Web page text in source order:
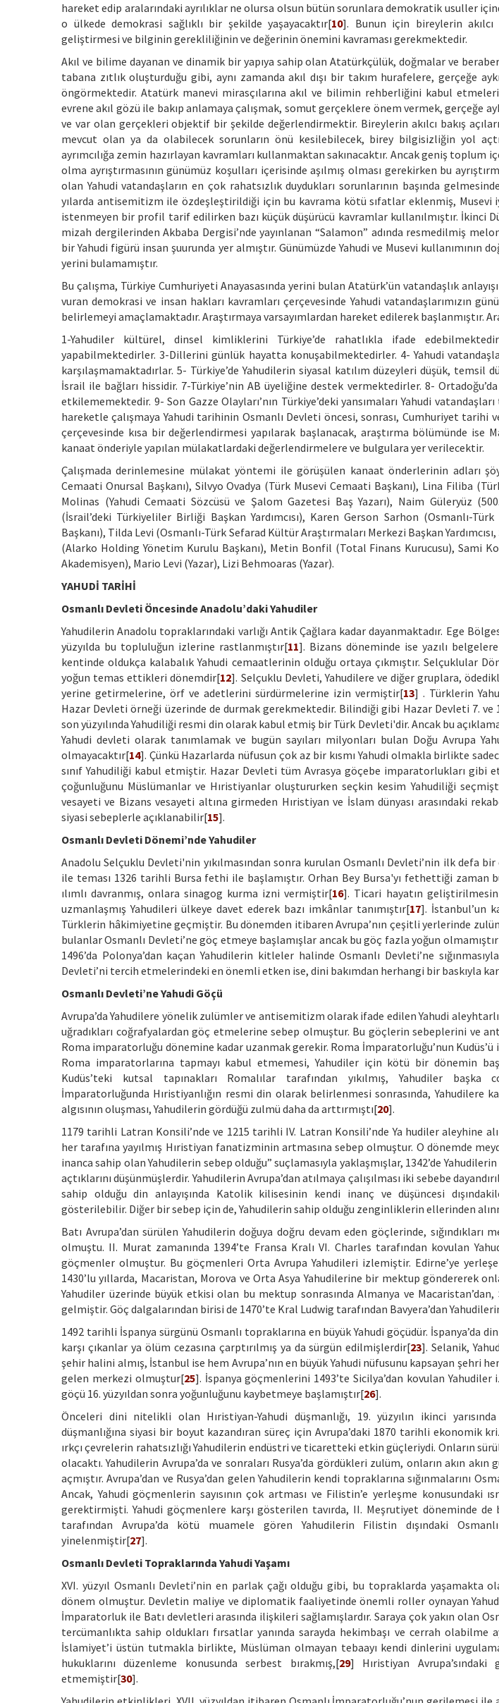
hareket edip aralarındaki ayrılıklar ne olursa olsun bütün sorunlara demokratik usuller
o ülkede demokrasi sağlıklı bir şekilde yaşayacaktır[10]. Bunun için bireylerin
geliştirmesi ve bilginin gerekliliğinin ve değerinin önemini kavraması gerekmektedir.
Akıl ve bilime dayanan ve dinamik bir yapıya sahip olan Atatürkçülük, doğmalar ve
tabana zıtlık oluşturduğu gibi, aynı zamanda akıl dışı bir takım hurafelere, gerçeğe
öngörmektedir. Atatürk manevi mirasçılarına akıl ve bilimin rehberliğini kabul
evrene akıl gözü ile bakıp anlamaya çalışmak, somut gerçeklere önem vermek, gerçeğe
ve var olan gerçekleri objektif bir şekilde değerlendirmektir. Bireylerin akılcı bakış
mevcut olan ya da olabilecek sorunların önü kesilebilecek, birey bilgisizliğin yol
ayrımcılığa zemin hazırlayan kavramları kullanmaktan sakınacaktır. Ancak geniş toplum
olma ayrıştırmasının günümüz koşulları içerisinde aşılmış olması gerekirken bu
olan Yahudi vatandaşların en çok rahatsızlık duydukları sorunlarının başında
yılarda antisemitizm ile özdeşleştirildiği için bu kavrama kötü sıfatlar eklenmiş, Musevi
istenmeyen bir profil tarif edilirken bazı küçük düşürücü kavramlar kullanılmıştır. İkinci
mizah dergilerinden Akbaba Dergisi’nde yayınlanan “Salamon” adında resmedilmiş
bir Yahudi figürü insan şuurunda yer almıştır. Günümüzde Yahudi ve Musevi kullanımının
yerini bulamamıştır.
Bu çalışma, Türkiye Cumhuriyeti Anayasasında yerini bulan Atatürk’ün vatandaşlık
vuran demokrasi ve insan hakları kavramları çerçevesinde Yahudi vatandaşlarımızın
belirlemeyi amaçlamaktadır. Araştırmaya varsayımlardan hareket edilerek başlanmıştır.
1-Yahudiler kültürel, dinsel kimliklerini Türkiye’de rahatlıkla ifade
yapabilmektedirler. 3-Dillerini günlük hayatta konuşabilmektedirler. 4- Yahudi
karşılaşmamaktadırlar. 5- Türkiye’de Yahudilerin siyasal katılım düzeyleri düşük, temsil
İsrail ile bağları hissidir. 7-Türkiye’nin AB üyeliğine destek vermektedirler. 8-
etkilememektedir. 9- Son Gazze Olayları’nın Türkiye’deki yansımaları Yahudi
hareketle çalışmaya Yahudi tarihinin Osmanlı Devleti öncesi, sonrası, Cumhuriyet tarihi
çerçevesinde kısa bir değerlendirmesi yapılarak başlanacak, araştırma bölümünde ise
kanaat önderiyle yapılan mülakatlardaki değerlendirmelere ve bulgulara yer verilecektir.
Çalışmada derinlemesine mülakat yöntemi ile görüşülen kanaat önderlerinin adları
Cemaati Onursal Başkanı), Silvyo Ovadya (Türk Musevi Cemaati Başkanı), Lina Filiba
Molinas (Yahudi Cemaati Sözcüsü ve Şalom Gazetesi Baş Yazarı), Naim Güleryüz
(İsrail’deki Türkiyeliler Birliği Başkan Yardımcısı), Karen Gerson Sarhon (Osmanlı-
Başkanı), Tilda Levi (Osmanlı-Türk Sefarad Kültür Araştırmaları Merkezi Başkan
(Alarko Holding Yönetim Kurulu Başkanı), Metin Bonfil (Total Finans Kurucusu), Sami
Akademisyen), Mario Levi (Yazar), Lizi Behmoaras (Yazar).
YAHUDİ TARİHİ
Osmanlı Devleti Öncesinde Anadolu’daki Yahudiler
Yahudilerin Anadolu topraklarındaki varlığı Antik Çağlara kadar dayanmaktadır. Ege
yüzyılda bu topluluğun izlerine rastlanmıştır[11]. Bizans döneminde ise yazılı
kentinde oldukça kalabalık Yahudi cemaatlerinin olduğu ortaya çıkmıştır. Selçuklular
yoğun temas ettikleri dönemdir[12]. Selçuklu Devleti, Yahudilere ve diğer gruplara,
yerine getirmelerine, örf ve adetlerini sürdürmelerine izin vermiştir[13] . Türklerin
Hazar Devleti örneği üzerinde de durmak gerekmektedir. Bilindiği gibi Hazar Devleti 7. ve
son yüzyılında Yahudiliği resmi din olarak kabul etmiş bir Türk Devleti'dir. Ancak bu
Yahudi devleti olarak tanımlamak ve bugün sayıları milyonları bulan Doğu Avrupa
olmayacaktır[14]. Çünkü Hazarlarda nüfusun çok az bir kısmı Yahudi olmakla birlikte
sınıf Yahudiliği kabul etmiştir. Hazar Devleti tüm Avrasya göçebe imparatorlukları gibi
çoğunluğunu Müslümanlar ve Hıristiyanlar oluştururken seçkin kesim Yahudiliği
vesayeti ve Bizans vesayeti altına girmeden Hıristiyan ve İslam dünyası arasındaki
siyasi sebeplerle açıklanabilir[15].
Osmanlı Devleti Dönemi’nde Yahudiler
Anadolu Selçuklu Devleti'nin yıkılmasından sonra kurulan Osmanlı Devleti’nin ilk defa
ile teması 1326 tarihli Bursa fethi ile başlamıştır. Orhan Bey Bursa'yı fethettiği zaman
ılımlı davranmış, onlara sinagog kurma izni vermiştir[16]. Ticari hayatın
uzmanlaşmış Yahudileri ülkeye davet ederek bazı imkânlar tanımıştır[17]. İstanbul’un
Türklerin hâkimiyetine geçmiştir. Bu dönemden itibaren Avrupa’nın çeşitli yerlerinde
bulanlar Osmanlı Devleti’ne göç etmeye başlamışlar ancak bu göç fazla yoğun
1496’da Polonya’dan kaçan Yahudilerin kitleler halinde Osmanlı Devleti’ne
Devleti’ni tercih etmelerindeki en önemli etken ise, dini bakımdan herhangi bir baskıyla
Osmanlı Devleti’ne Yahudi Göçü
Avrupa’da Yahudilere yönelik zulümler ve antisemitizm olarak ifade edilen Yahudi
uğradıkları coğrafyalardan göç etmelerine sebep olmuştur. Bu göçlerin sebeplerini ve
Roma imparatorluğu dönemine kadar uzanmak gerekir. Roma İmparatorluğu’nun
Roma imparatorlarına tapmayı kabul etmemesi, Yahudiler için kötü bir dönemin
Kudüs’teki kutsal tapınakları Romalılar tarafından yıkılmış, Yahudiler başka
İmparatorluğunda Hıristiyanlığın resmi din olarak belirlenmesi sonrasında, Yahudilere
algısının oluşması, Yahudilerin gördüğü zulmü daha da arttırmıştı[20].
1179 tarihli Latran Konsili’nde ve 1215 tarihli IV. Latran Konsili’nde Ya hudiler aleyhine
her tarafına yayılmış Hıristiyan fanatizminin artmasına sebep olmuştur. O dönemde
inanca sahip olan Yahudilerin sebep olduğu” suçlamasıyla yaklaşmışlar, 1342’de
açtıklarını düşünmüşlerdir. Yahudilerin Avrupa’dan atılmaya çalışılması iki sebebe
sahip olduğu din anlayışında Katolik kilisesinin kendi inanç ve düşüncesi
gösterilebilir. Diğer bir sebep için de, Yahudilerin sahip olduğu zenginliklerin ellerinden
Batı Avrupa’dan sürülen Yahudilerin doğuya doğru devam eden göçlerinde, sığındıkları
olmuştu. II. Murat zamanında 1394’te Fransa Kralı VI. Charles tarafından kovulan
göçmenler olmuştur. Bu göçmenleri Orta Avrupa Yahudileri izlemiştir. Edirne’ye
1430’lu yıllarda, Macaristan, Morova ve Orta Asya Yahudilerine bir mektup göndererek
Yahudiler üzerinde büyük etkisi olan bu mektup sonrasında Almanya ve Macaristan’dan,
gelmiştir. Göç dalgalarından birisi de 1470’te Kral Ludwig tarafından Bavyera’dan
1492 tarihli İspanya sürgünü Osmanlı topraklarına en büyük Yahudi göçüdür. İspanya’da
karşı çıkanlar ya ölüm cezasına çarptırılmış ya da sürgün edilmişlerdir[23]. Selanik,
şehir halini almış, İstanbul ise hem Avrupa’nın en büyük Yahudi nüfusunu kapsayan şehri
gelen merkezi olmuştur[25]. İspanya göçmenlerini 1493’te Sicilya’dan kovulan Yahudiler
göçü 16. yüzyıldan sonra yoğunluğunu kaybetmeye başlamıştır[26].
Önceleri dini nitelikli olan Hıristiyan-Yahudi düşmanlığı, 19. yüzyılın ikinci yarısında
düşmanlığına siyasi bir boyut kazandıran süreç için Avrupa’daki 1870 tarihli ekonomik
ırkçı çevrelerin rahatsızlığı Yahudilerin endüstri ve ticaretteki etkin güçleriydi. Onların
olacaktı. Yahudilerin Avrupa’da ve sonraları Rusya’da gördükleri zulüm, onların akın
açmıştır. Avrupa’dan ve Rusya’dan gelen Yahudilerin kendi topraklarına sığınmalarını
Ancak, Yahudi göçmenlerin sayısının çok artması ve Filistin’e yerleşme konusundaki
gerektirmişti. Yahudi göçmenlere karşı gösterilen tavırda, II. Meşrutiyet döneminde
tarafından Avrupa’da kötü muamele gören Yahudilerin Filistin dışındaki
yinelenmiştir[27].
Osmanlı Devleti Topraklarında Yahudi Yaşamı
XVI. yüzyıl Osmanlı Devleti’nin en parlak çağı olduğu gibi, bu topraklarda yaşamakta
dönem olmuştur. Devletin maliye ve diplomatik faaliyetinde önemli roller oynayan
İmparatorluk ile Batı devletleri arasında ilişkileri sağlamışlardır. Saraya çok yakın olan
tercümanlıkta sahip oldukları fırsatlar yanında sarayda hekimbaşı ve cerrah olabilme
İslamiyet’i üstün tutmakla birlikte, Müslüman olmayan tebaayı kendi dinlerini
hukuklarını düzenleme konusunda serbest bırakmış,[29] Hıristiyan
etmemiştir[30].